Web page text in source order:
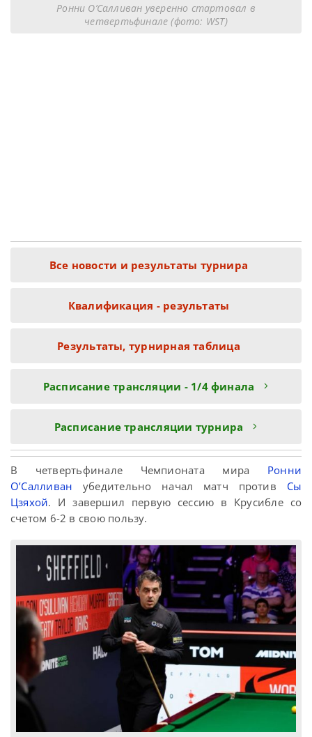
Ронни О’Салливан уверенно стартовал в
четвертьфинале (фото: WST)
Все новости и результаты турнира
Квалификация - результаты
Результаты, турнирная таблица
Расписание трансляции - 1/4 финала
Расписание трансляции турнира
В четвертьфинале Чемпионата мира Ронни
О’Салливан убедительно начал матч против Сы
Цзяхой. И завершил первую сессию в Крусибле со
счетом 6-2 в свою пользу.